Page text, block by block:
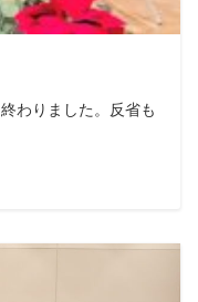
わりました。反省も